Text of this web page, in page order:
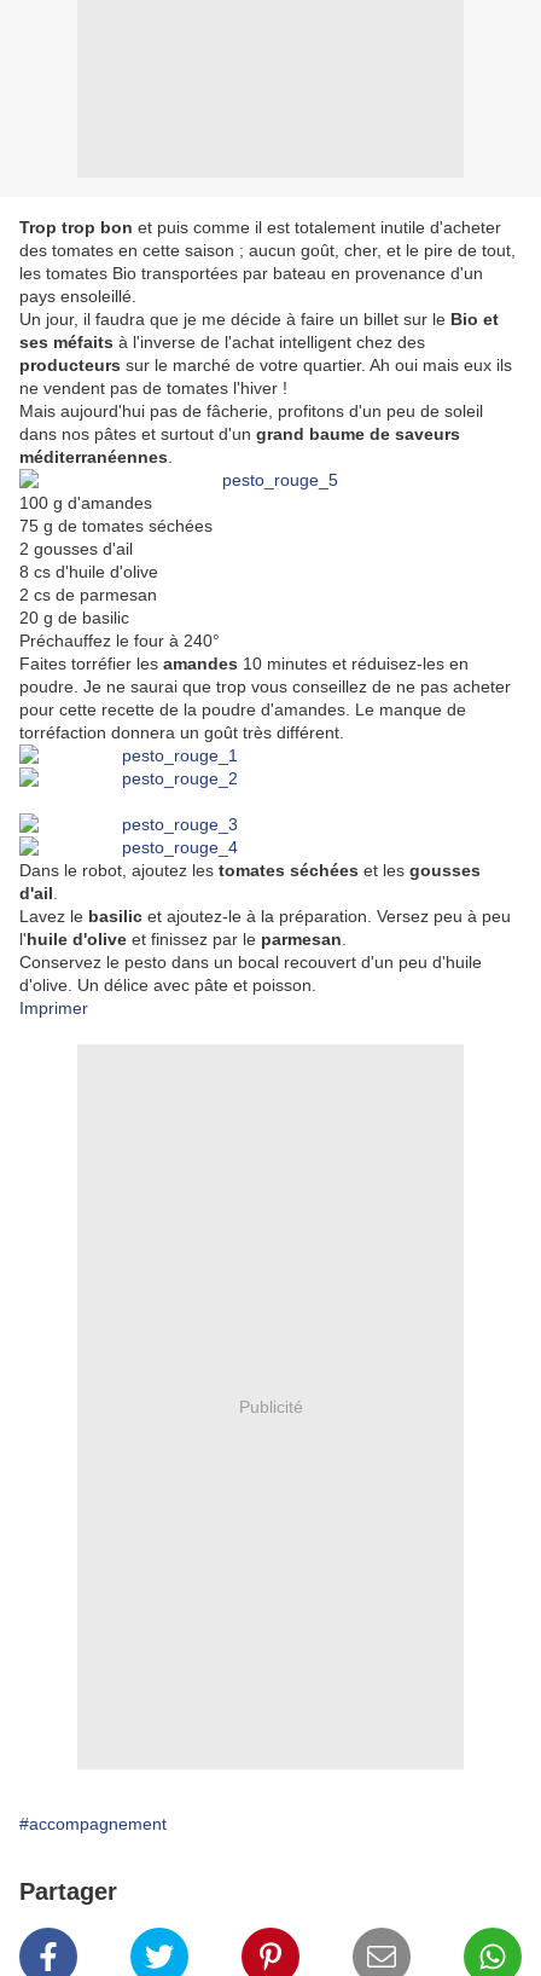
Trop trop bon et puis comme il est totalement inutile d'acheter
des tomates en cette saison ; aucun goût, cher, et le pire de tout,
les tomates Bio transportées par bateau en provenance d'un
pays ensoleillé.
Un jour, il faudra que je me décide à faire un billet sur le Bio et
ses méfaits à l'inverse de l'achat intelligent chez des
producteurs sur le marché de votre quartier. Ah oui mais eux ils
ne vendent pas de tomates l'hiver !
Mais aujourd'hui pas de fâcherie, profitons d'un peu de soleil
dans nos pâtes et surtout d'un grand baume de saveurs
méditerranéennes
100 g d'amandes
75 g de tomates séchées
2 gousses d'ail
8 cs d'huile d'olive
2 cs de parmesan
20 g de basilic
Préchauffez le four à 240°
Faites torréfier les amandes 10 minutes et réduisez-les en
poudre. Je ne saurai que trop vous conseillez de ne pas acheter
pour cette recette de la poudre d'amandes. Le manque de
torréfaction donnera un goût très différent.
Dans le robot, ajoutez les tomates séchées et les gousses
d'ail
Lavez le basilic et ajoutez-le à la préparation. Versez peu à peu
l'huile d'olive et finissez par le parmesan
Conservez le pesto dans un bocal recouvert d'un peu d'huile
d'olive. Un délice avec pâte et poisson.
Imprimer
Publicité
#accompagnement
Partager